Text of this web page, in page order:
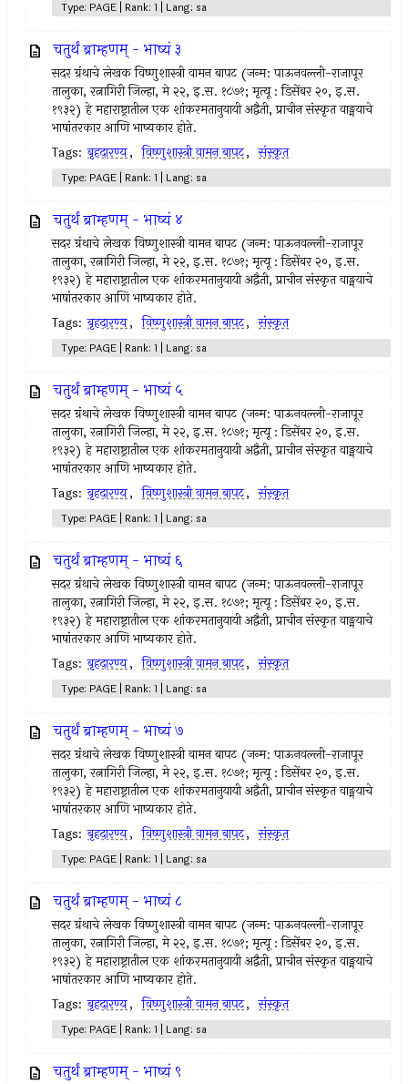
Type: PAGE | Rank: 1 | Lang: sa
चतुर्थं ब्राम्हणम् - भाष्यं ३
सदर ग्रंथाचे लेखक विष्णुशास्त्री वामन बापट (जन्म: पाऊनवल्ली-राजापूर
तालुका, रत्नागिरी जिल्हा, मे २२, इ.स. १८७१; मृत्यू : डिसेंबर २०, इ.स.
१९३२) हे महाराष्ट्रातील एक शांकरमतानुयायी अद्वैती, प्राचीन संस्कृत वाङ्मयाचे
भाषांतरकार आणि भाष्यकार होते.
Tags: बृहदारण्य, विष्णुशास्त्री वामन बापट, संस्कृत
Type: PAGE | Rank: 1 | Lang: sa
चतुर्थं ब्राम्हणम् - भाष्यं ४
सदर ग्रंथाचे लेखक विष्णुशास्त्री वामन बापट (जन्म: पाऊनवल्ली-राजापूर
तालुका, रत्नागिरी जिल्हा, मे २२, इ.स. १८७१; मृत्यू : डिसेंबर २०, इ.स.
१९३२) हे महाराष्ट्रातील एक शांकरमतानुयायी अद्वैती, प्राचीन संस्कृत वाङ्मयाचे
भाषांतरकार आणि भाष्यकार होते.
Tags: बृहदारण्य, विष्णुशास्त्री वामन बापट, संस्कृत
Type: PAGE | Rank: 1 | Lang: sa
चतुर्थं ब्राम्हणम् - भाष्यं ५
सदर ग्रंथाचे लेखक विष्णुशास्त्री वामन बापट (जन्म: पाऊनवल्ली-राजापूर
तालुका, रत्नागिरी जिल्हा, मे २२, इ.स. १८७१; मृत्यू : डिसेंबर २०, इ.स.
१९३२) हे महाराष्ट्रातील एक शांकरमतानुयायी अद्वैती, प्राचीन संस्कृत वाङ्मयाचे
भाषांतरकार आणि भाष्यकार होते.
Tags: बृहदारण्य, विष्णुशास्त्री वामन बापट, संस्कृत
Type: PAGE | Rank: 1 | Lang: sa
चतुर्थं ब्राम्हणम् - भाष्यं ६
सदर ग्रंथाचे लेखक विष्णुशास्त्री वामन बापट (जन्म: पाऊनवल्ली-राजापूर
तालुका, रत्नागिरी जिल्हा, मे २२, इ.स. १८७१; मृत्यू : डिसेंबर २०, इ.स.
१९३२) हे महाराष्ट्रातील एक शांकरमतानुयायी अद्वैती, प्राचीन संस्कृत वाङ्मयाचे
भाषांतरकार आणि भाष्यकार होते.
Tags: बृहदारण्य, विष्णुशास्त्री वामन बापट, संस्कृत
Type: PAGE | Rank: 1 | Lang: sa
चतुर्थं ब्राम्हणम् - भाष्यं ७
सदर ग्रंथाचे लेखक विष्णुशास्त्री वामन बापट (जन्म: पाऊनवल्ली-राजापूर
तालुका, रत्नागिरी जिल्हा, मे २२, इ.स. १८७१; मृत्यू : डिसेंबर २०, इ.स.
१९३२) हे महाराष्ट्रातील एक शांकरमतानुयायी अद्वैती, प्राचीन संस्कृत वाङ्मयाचे
भाषांतरकार आणि भाष्यकार होते.
Tags: बृहदारण्य, विष्णुशास्त्री वामन बापट, संस्कृत
Type: PAGE | Rank: 1 | Lang: sa
चतुर्थं ब्राम्हणम् - भाष्यं ८
सदर ग्रंथाचे लेखक विष्णुशास्त्री वामन बापट (जन्म: पाऊनवल्ली-राजापूर
तालुका, रत्नागिरी जिल्हा, मे २२, इ.स. १८७१; मृत्यू : डिसेंबर २०, इ.स.
१९३२) हे महाराष्ट्रातील एक शांकरमतानुयायी अद्वैती, प्राचीन संस्कृत वाङ्मयाचे
भाषांतरकार आणि भाष्यकार होते.
Tags: बृहदारण्य, विष्णुशास्त्री वामन बापट, संस्कृत
Type: PAGE | Rank: 1 | Lang: sa
चतुर्थं ब्राम्हणम् - भाष्यं ९